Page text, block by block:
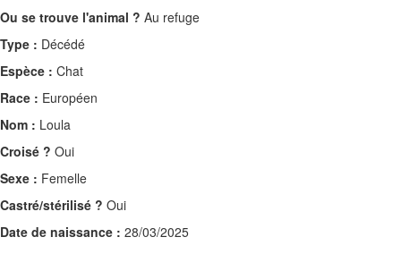
Ou se trouve l'animal ? Au refuge
Type : Décédé
Espèce : Chat
Race : Européen
Nom : Loula
Croisé ? Oui
Sexe : Femelle
Castré/stérilisé ? Oui
Date de naissance : 28/03/2025